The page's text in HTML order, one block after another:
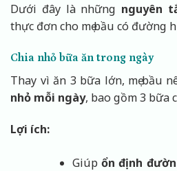
Dưới đây là những nguyên
thực đơn cho mẹ bầu có đường
Chia nhỏ bữa ăn trong ngày
Thay vì ăn 3 bữa lớn, mẹ bầu
nhỏ mỗi ngày, bao gồm 3 bữa
Lợi ích:
Giúpổn định